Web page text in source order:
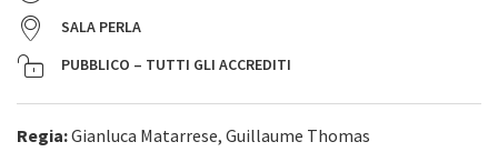
SALA PERLA
PUBBLICO – TUTTI GLI ACCREDITI
Regia:Gianluca Matarrese, Guillaume Thomas